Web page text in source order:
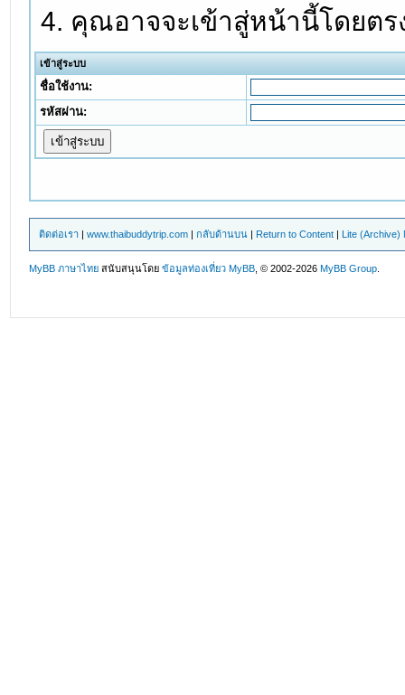
คุณอาจจะเข้าสู่หน้านี้โดยต
เข้าสู่ระบบ
ชื่อใช้งาน:
รหัสผ่าน:
ติดต่อเรา |www.thaibuddytrip.com |กลับด้านบน | Return to Content | Lite (Archive)
MyBB ภาษาไทย สนับสนุนโดยข้อมูลท่องเที่ยว MyBB , © 2002-2026MyBB Group